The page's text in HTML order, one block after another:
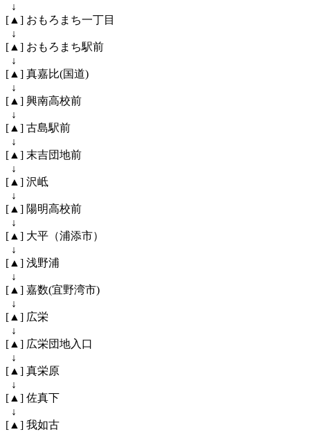
↓
[▲] おもろまち一丁目
↓
[▲] おもろまち駅前
↓
[▲] 真嘉比(国道)
↓
[▲] 興南高校前
↓
[▲] 古島駅前
↓
[▲] 末吉団地前
↓
[▲] 沢岻
↓
[▲] 陽明高校前
↓
[▲] 大平（浦添市）
↓
[▲] 浅野浦
↓
[▲] 嘉数(宜野湾市)
↓
[▲] 広栄
↓
[▲] 広栄団地入口
↓
[▲] 真栄原
↓
[▲] 佐真下
↓
[▲] 我如古